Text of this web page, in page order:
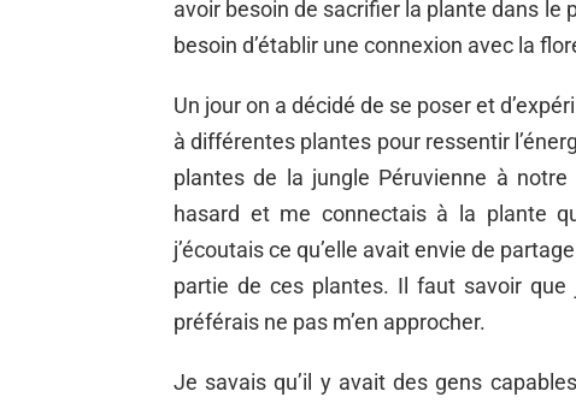
avoir besoin de sacrifier la plante dans le
besoin d’établir une connexion avec la
Un jour on a décidé de se poser et
à différentes plantes pour ressentir
plantes de la jungle Péruvienne à
hasard et me connectais à la plante
j’écoutais ce qu’elle avait envie de
partie de ces plantes. Il faut savoir
préférais ne pas m’en approcher.
Je savais qu’il y avait des gens